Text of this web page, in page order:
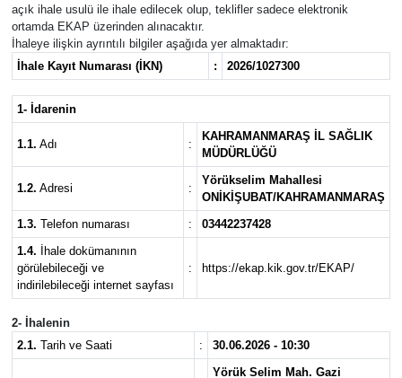
açık ihale usulü ile ihale edilecek olup, teklifler sadece elektronik
ortamda EKAP üzerinden alınacaktır.
İhaleye ilişkin ayrıntılı bilgiler aşağıda yer almaktadır:
İhale Kayıt Numarası (İKN)
: 2026/1027300
1- İdarenin
1.1. Adı :
KAHRAMANMARAŞ İL SAĞLIK
MÜDÜRLÜĞÜ
1.2. Adresi :
Yörükselim Mahallesi
ONİKİŞUBAT/KAHRAMANMARAŞ
1.3. Telefon numarası :
03442237428
1.4. İhale dokümanının
görülebileceği ve
indirilebileceği internet sayfası
: https://ekap.kik.gov.tr/EKAP/
2- İhalenin
2.1. Tarih ve Saati : 30.06.2026 - 10:30
Yörük Selim Mah. Gazi
Künye
Son Dakika Haberleri
Haber Arşivi